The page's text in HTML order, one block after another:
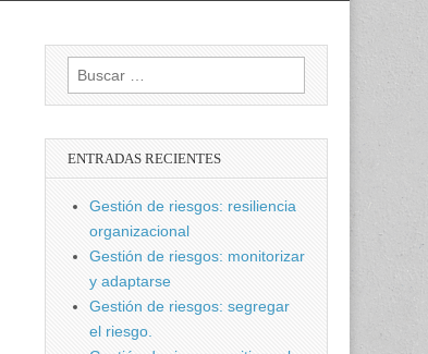
Buscar:
ENTRADAS RECIENTES
Gestión de riesgos: resiliencia
organizacional
Gestión de riesgos: monitorizar
y adaptarse
Gestión de riesgos: segregar
el riesgo.